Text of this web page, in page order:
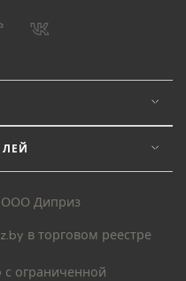
ООО Диприз
в торговом реестре
с ограниченной